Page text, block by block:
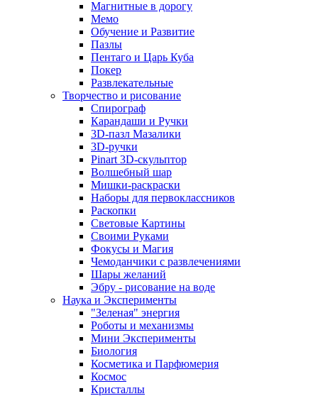
Магнитные в дорогу
Мемо
Обучение и Развитие
Пазлы
Пентаго и Царь Куба
Покер
Развлекательные
Творчество и рисование
Спирограф
Карандаши и Ручки
3D-пазл Мазалики
3D-ручки
Pinart 3D-скульптор
Волшебный шар
Мишки-раскраски
Наборы для первоклассников
Раскопки
Световые Картины
Своими Руками
Фокусы и Магия
Чемоданчики с развлечениями
Шары желаний
Эбру - рисование на воде
Наука и Эксперименты
"Зеленая" энергия
Роботы и механизмы
Мини Эксперименты
Биология
Косметика и Парфюмерия
Космос
Кристаллы